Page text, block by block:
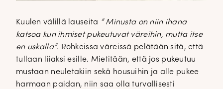
Kuulen välillä lauseita ” Minusta on niin ihana
katsoa kun ihmiset pukeutuvat väreihin, mutta itse
en uskalla”. Rohkeissa väreissä pelätään sitä, että
tullaan liiaksi esille. Mietitään, että jos pukeutuu
mustaan neuletakiin sekä housuihin ja alle pukee
harmaan paidan, niin saa olla turvallisesti